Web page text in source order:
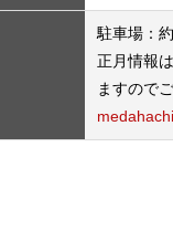
駐車場：
正月情報
ますので